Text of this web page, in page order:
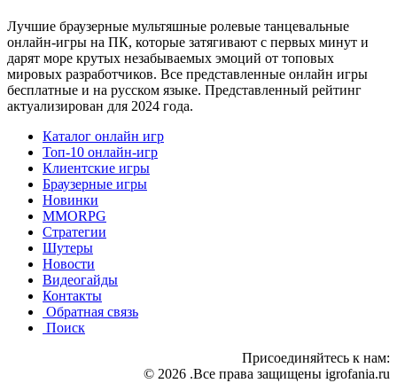
Лучшие браузерные мультяшные ролевые танцевальные
онлайн-игры на ПК, которые затягивают с первых минут и
дарят море крутых незабываемых эмоций от топовых
мировых разработчиков. Все представленные онлайн игры
бесплатные и на русском языке. Представленный рейтинг
актуализирован для 2024 года.
Каталог онлайн игр
Топ-10 онлайн-игр
Клиентские игры
Браузерные игры
Новинки
MMORPG
Стратегии
Шутеры
Новости
Видеогайды
Контакты
Обратная связь
Поиск
Присоединяйтесь к нам:
© 2026 .Все права защищены igrofania.ru